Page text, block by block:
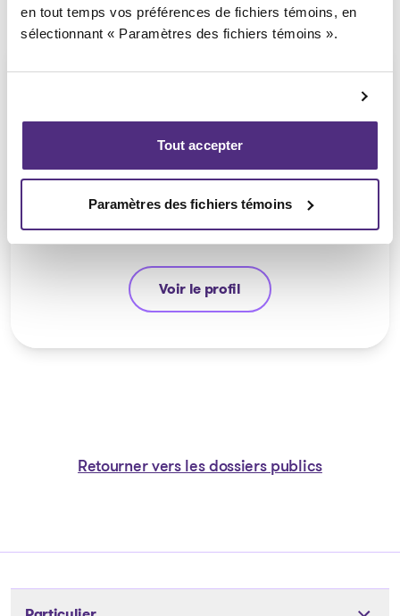
en tout temps vos préférences de fichiers témoins, en
sélectionnant « Paramètres des fichiers témoins ».
Tout accepter
Paramètres des fichiers témoins
Jean-François Cusson
CPA, PAIR, SAI
Voir le profil
Jean-François Cusson
Retourner vers les dossiers publics